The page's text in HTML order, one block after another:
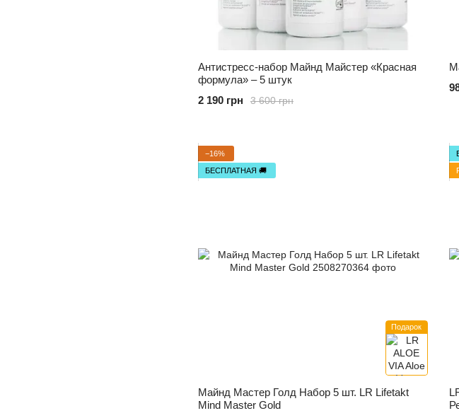
Антистресс-набор Майнд Майстер «Красная
формула» – 5 штук
3 600 грн
2 190 грн
Подарок
−16%
БЕСПЛАТНАЯ 🚚
Майнд Мастер Голд Набор 5 шт. LR Lifetakt
Mind Master Gold